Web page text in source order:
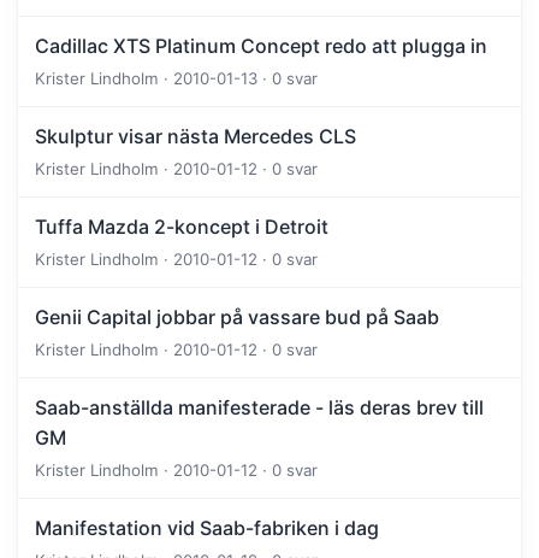
Cadillac XTS Platinum Concept redo att plugga in
Krister Lindholm · 2010-01-13 · 0 svar
Skulptur visar nästa Mercedes CLS
Krister Lindholm · 2010-01-12 · 0 svar
Tuffa Mazda 2-koncept i Detroit
Krister Lindholm · 2010-01-12 · 0 svar
Genii Capital jobbar på vassare bud på Saab
Krister Lindholm · 2010-01-12 · 0 svar
Saab-anställda manifesterade - läs deras brev till
GM
Krister Lindholm · 2010-01-12 · 0 svar
Manifestation vid Saab-fabriken i dag